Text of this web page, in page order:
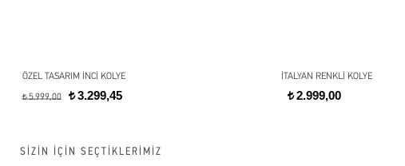
ÖZEL TASARIM İNCİ KOLYE
t5.999,00 t3.299,45
İTALYAN RENKLİ KOLYE
t2.999,00
SİZİN İÇİN SEÇTİKLERİMİZ